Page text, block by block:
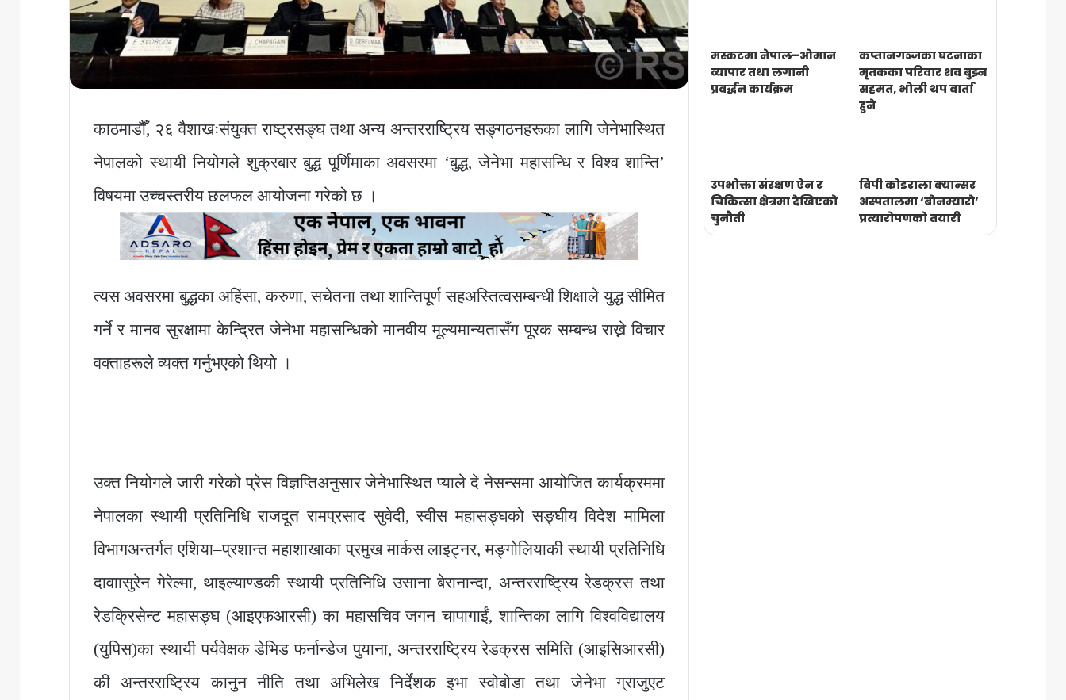
काठमाडौँ, २६ वैशाखःसंयुक्त राष्ट्रसङ्घ तथा अन्य अन्तरराष्ट्रिय सङ्गठनहरूका लागि जेनेभास्थित
नेपालको स्थायी नियोगले शुक्रबार बुद्ध पूर्णिमाका अवसरमा ‘बुद्ध, जेनेभा महासन्धि र विश्व शान्ति’
विषयमा उच्चस्तरीय छलफल आयोजना गरेको छ ।
त्यस अवसरमा बुद्धका अहिंसा, करुणा, सचेतना तथा शान्तिपूर्ण सहअस्तित्वसम्बन्धी शिक्षाले युद्ध सीमित
गर्ने र मानव सुरक्षामा केन्द्रित जेनेभा महासन्धिको मानवीय मूल्यमान्यतासँग पूरक सम्बन्ध राख्ने विचार
वक्ताहरूले व्यक्त गर्नुभएको थियो ।
उक्त नियोगले जारी गरेको प्रेस विज्ञप्तिअनुसार जेनेभास्थित प्याले दे नेसन्समा आयोजित कार्यक्रममा
नेपालका स्थायी प्रतिनिधि राजदूत रामप्रसाद सुवेदी, स्वीस महासङ्घको सङ्घीय विदेश मामिला
विभागअन्तर्गत एशिया–प्रशान्त महाशाखाका प्रमुख मार्कस लाइट्नर, मङ्गोलियाकी स्थायी प्रतिनिधि
दावाासुरेन गेरेल्मा, थाइल्याण्डकी स्थायी प्रतिनिधि उसाना बेरानान्दा, अन्तरराष्ट्रिय रेडक्रस तथा
रेडक्रिसेन्ट महासङ्घ (आइएफआरसी) का महासचिव जगन चापागाईं, शान्तिका लागि विश्वविद्यालय
(युपिस)का स्थायी पर्यवेक्षक डेभिड फर्नान्डेज पुयाना, अन्तरराष्ट्रिय रेडक्रस समिति (आइसिआरसी)
की अन्तरराष्ट्रिय कानुन नीति तथा अभिलेख निर्देशक इभा स्वोबोडा तथा जेनेभा ग्राजुएट
मस्कटमा नेपाल–ओमान
व्यापार तथा लगानी
प्रवर्द्धन कार्यक्रम
कप्तानगञ्जका घटनाका
मृतकका परिवार शव बुझ्न
सहमत, भोली थप बार्ता
हुने
उपभोक्ता संरक्षण ऐन र
चिकित्सा क्षेत्रमा देखिएको
चुनौती
बिपी कोइराला क्यान्सर
अस्पतालमा ‘बोनम्यारो’
प्रत्यारोपणको तयारी